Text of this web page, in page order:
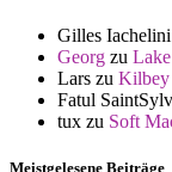
Gilles Iachelini
Georg zu
Lars zu Kilbey
Fatul
tux zu Soft
Meistgelesene Beiträge